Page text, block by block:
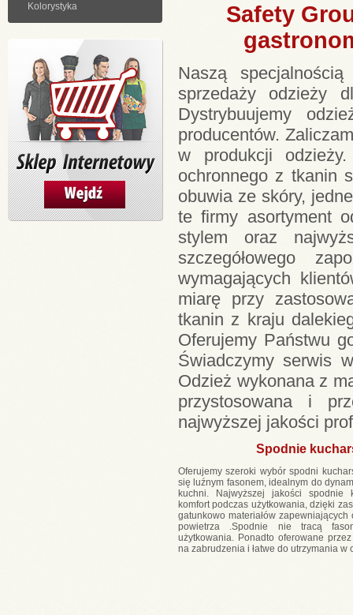
Kolorystyka
Safety
Naszą
sprzedaży odzieży
Dystrybuujemy
producentów.
w produkcji
ochronnego z tkanin
obuwia ze skóry,
te firmy asortyment
stylem oraz
szczegółowego
wymagających
miarę przy
tkanin z kraju
Oferujemy Państwu
Świadczymy serwis
Odzież wykonana z
przystosowana i
najwyższej jakości
Spodnie
Oferujemy szeroki wybór spodni
się luźnym fasonem, idealnym do
kuchni. Najwyższej jakości spodnie
komfort podczas użytkowania, dzięki
gatunkowo materiałów
powietrza .Spodnie nie tracą
użytkowania. Ponadto oferowane
na zabrudzenia i łatwe do utrzymania w